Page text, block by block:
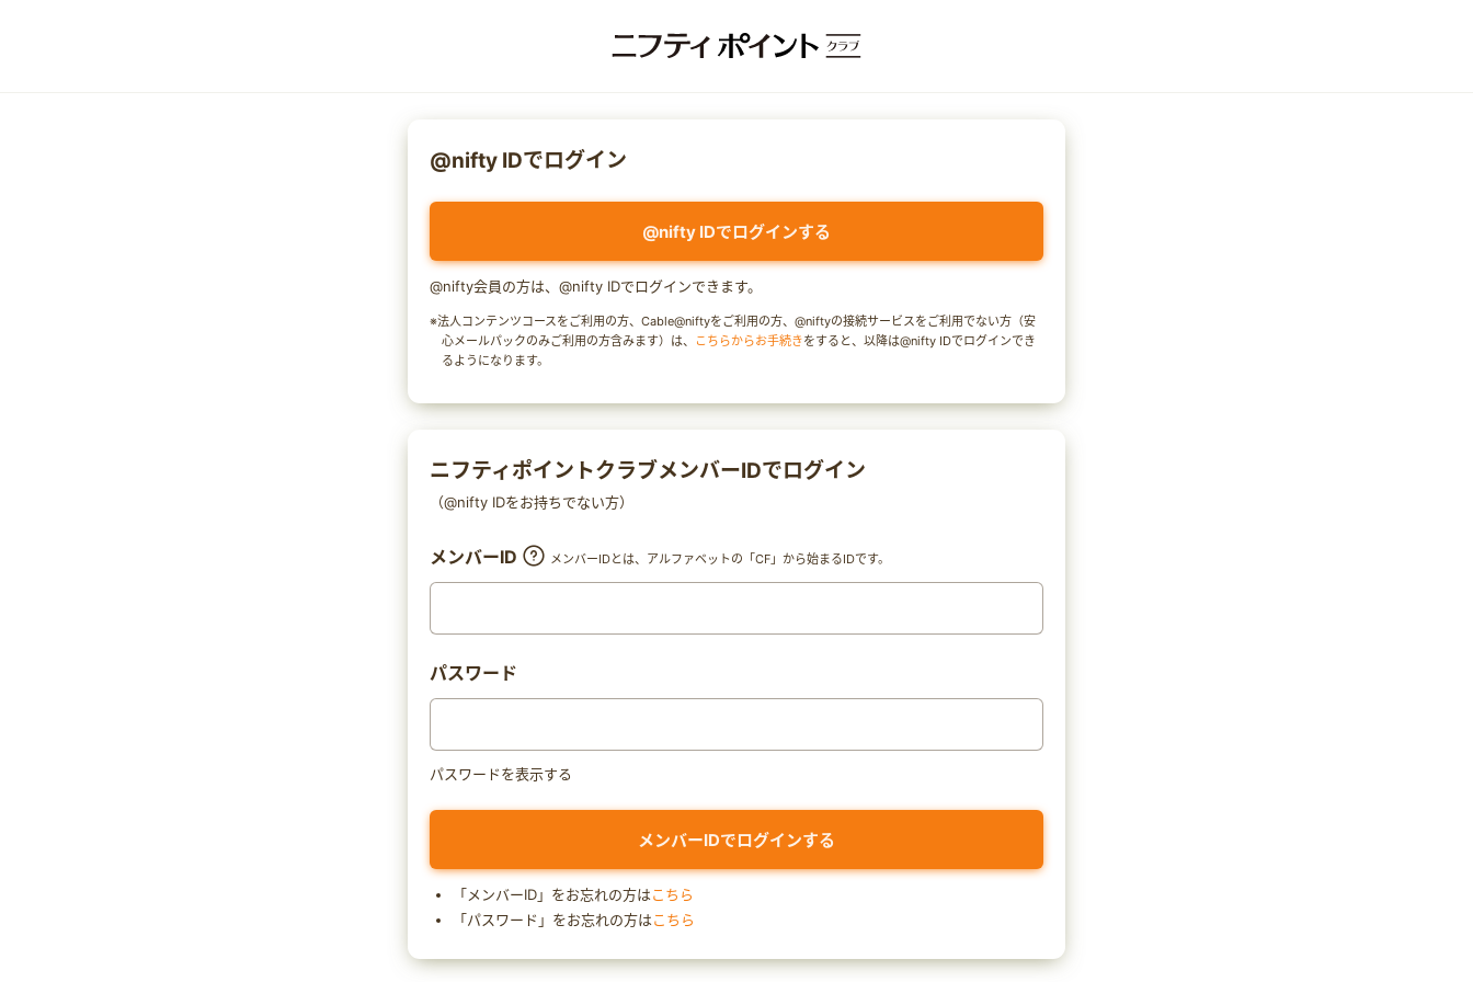
@nifty IDでログイン
@nifty IDでログインする
@nifty会員の方は、@nifty IDでログインできます。
※法人コンテンツコースをご利用の方、Cable@niftyをご利用の方、@niftyの接続サービスをご利用でない方（安
心メールパックのみご利用の方含みます）は、
こちらからお手続きをすると、以降は@nifty IDでログインでき
るようになります。
ニフティポイントクラブメンバーIDでログイン
（@nifty IDをお持ちでない方）
メンバーID メンバーIDとは、アルファベットの「CF」から始まるIDです。
パスワード
パスワードを表示する
「メンバーID」をお忘れの方はこちら
「パスワード」をお忘れの方はこちら